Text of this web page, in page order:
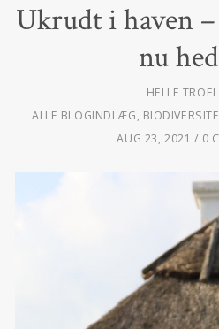
Ukrudt i haven
nu
HELLE
ALLE BLOGINDLÆG,
AUG 23, 2021
0